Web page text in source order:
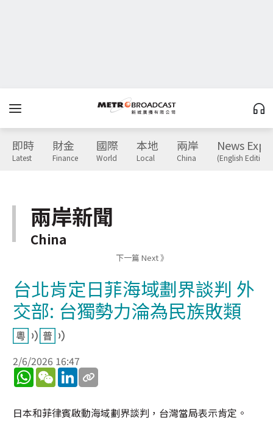
即時
Latest
財金
Finance
國際
World
本地
Local
兩岸
China
News
(English Edition)
兩岸新聞
China
下一篇 Next 》
台北肯定日菲海域劃界談判 外
交部: 台獨勢力淪為民族敗類
2/6/2026 16:47
WhatsApp
WeChatLinkedIn
日本和菲律賓啟動海域劃界談判，台灣當局表示肯定。